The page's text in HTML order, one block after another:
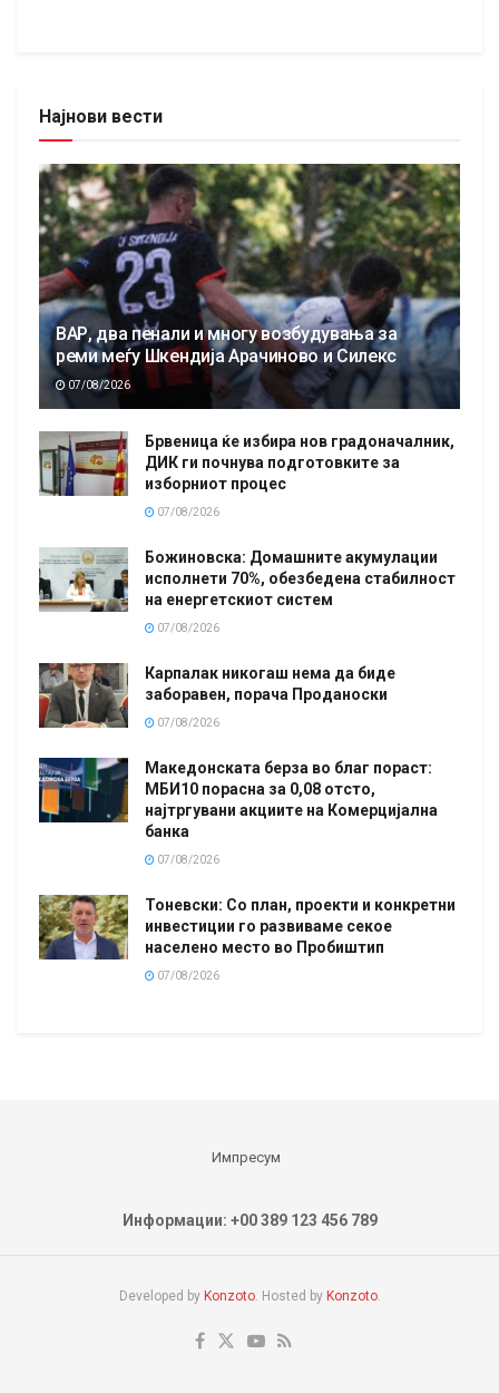
Најнови вести
ВАР, два пенали и многу возбудувања за
реми меѓу Шкендија Арачиново и Силекс
07/08/2026
Брвеница ќе избира нов градоначалник,
ДИК ги почнува подготовките за
изборниот процес
07/08/2026
Божиновска: Домашните акумулации
исполнети 70%, обезбедена стабилност
на енергетскиот систем
07/08/2026
Карпалак никогаш нема да биде
заборавен, порача Проданоски
07/08/2026
Македонската берза во благ пораст:
МБИ10 порасна за 0,08 отсто,
најтргувани акциите на Комерцијална
банка
07/08/2026
Тоневски: Со план, проекти и конкретни
инвестиции го развиваме секое
населено место во Пробиштип
07/08/2026
Импресум
Информации: +00 389 123 456 789
Developed by Konzoto. Hosted by Konzoto.